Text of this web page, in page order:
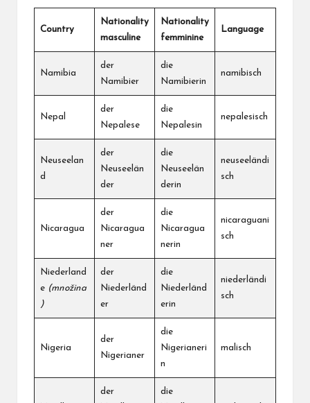
Country
Nationality
masculine
Nationality
femminine
Language
Namibia
der
Namibier
die
Namibierin
namibisch
Nepal
der
Nepalese
die
Nepalesin
nepalesisch
Neuseelan
d
der
Neuseelän
der
die
Neuseelän
derin
neuseeländi
sch
Nicaragua
der
Nicaragua
ner
die
Nicaragua
nerin
nicaraguani
sch
Niederland
e (množina
)
der
Niederländ
er
die
Niederländ
erin
niederländi
sch
Nigeria
der
Nigerianer
die
Nigerianeri
n
malisch
der
die